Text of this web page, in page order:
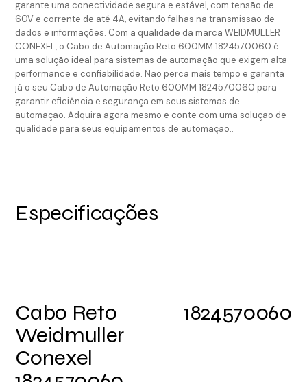
garante uma conectividade segura e estável, com tensão de
60V e corrente de até 4A, evitando falhas na transmissão de
dados e informações. Com a qualidade da marca WEIDMULLER
CONEXEL, o Cabo de Automação Reto 600MM 1824570060 é
uma solução ideal para sistemas de automação que exigem alta
performance e confiabilidade. Não perca mais tempo e garanta
já o seu Cabo de Automação Reto 600MM 1824570060 para
garantir eficiência e segurança em seus sistemas de
automação. Adquira agora mesmo e conte com uma solução de
qualidade para seus equipamentos de automação..
Especificações
Cabo Reto
Weidmuller
Conexel
1824570060